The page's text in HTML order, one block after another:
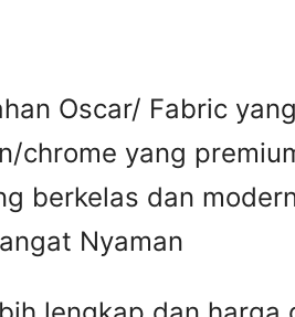
Oscar/ Fabric
chrome yang
berkelas dan
Nyaman